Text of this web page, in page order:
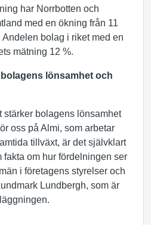
har Norrbotten och
med en ökning från 11
bolag i riket med en
mätning 12 %.
lönsamhet och
stärker bolagens lönsamhet
oss på Almi, som arbetar
tillväxt, är det självklart
fakta om hur fördelningen ser
i företagens styrelser och
Lundbergh, som är